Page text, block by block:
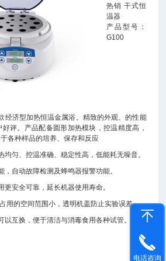
热销 干式恒
温器
产品型号：
G100
经济型加热恒温金属浴。精致的外观、的性能
评。产品配备圆形加热模块，控温精度高，
各种样品的培养、保存和反应
均匀、控温准确、稳定性高，低能耗无噪音。
，自动故障检测及蜂鸣器报警功能。
更安全可靠，延长机器使用寿命。
用的空间范围小，透明机盖防止实验误差。
以互换，便于清洁与消毒食用各种试管。
电话咨询